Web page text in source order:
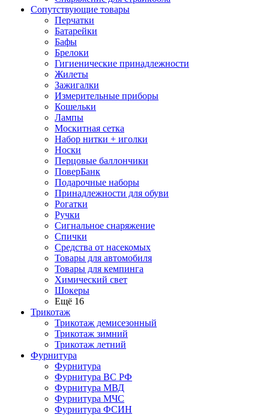
Сопутствующие товары
Перчатки
Батарейки
Бафы
Брелоки
Гигиенические принадлежности
Жилеты
Зажигалки
Измерительные приборы
Кошельки
Лампы
Москитная сетка
Набор нитки + иголки
Носки
Перцовые баллончики
ПоверБанк
Подарочные наборы
Принадлежности для обуви
Рогатки
Ручки
Сигнальное снаряжение
Спички
Средства от насекомых
Товары для автомобиля
Товары для кемпинга
Химический свет
Шокеры
Ещё 16
Трикотаж
Трикотаж демисезонный
Трикотаж зимний
Трикотаж летний
Фурнитура
Фурнитура
Фурнитура ВС РФ
Фурнитура МВД
Фурнитура МЧС
Фурнитура ФСИН